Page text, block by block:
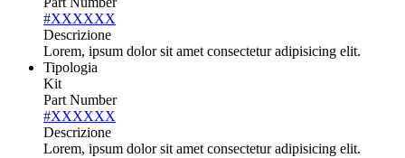
#XXXXXX
Descrizione
Lorem, ipsum dolor sit amet consectetur adipisicing elit.
Tipologia
Kit
Part Number
#XXXXXX
Descrizione
Lorem, ipsum dolor sit amet consectetur adipisicing elit.